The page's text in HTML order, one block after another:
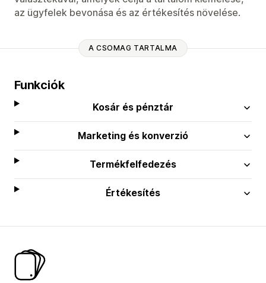
az ügyfelek bevonása és az értékesítés növelése.
A CSOMAG TARTALMA
Funkciók
Kosár és pénztár
Marketing és konverzió
Termékfelfedezés
Értékesítés